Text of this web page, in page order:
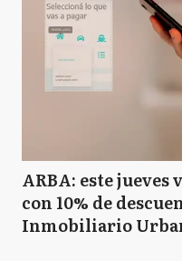
ARBA: este jueves
con 10% de
Inmobiliario